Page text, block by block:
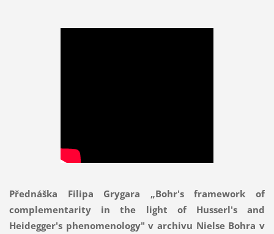
Přednáška Filipa Grygara „Bohr's framework of
complementarity in the light of Husserl's and
Heidegger's phenomenology" v archivu Nielse Bohra v